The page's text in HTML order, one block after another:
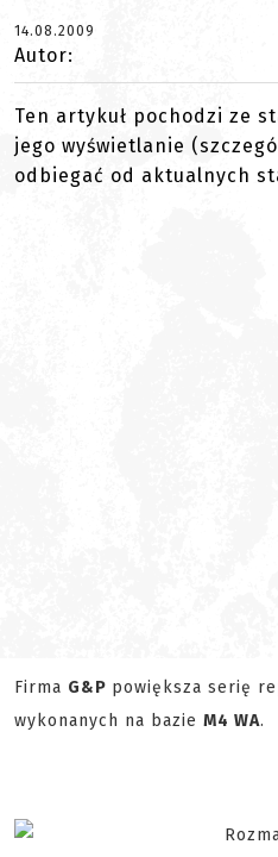
14.08.2009
Autor:
Ten artykuł pochodzi ze
jego wyświetlanie
odbiegać od aktualnych
Firma G&P powiększa serię
wykonanych na bazie M4 WA.